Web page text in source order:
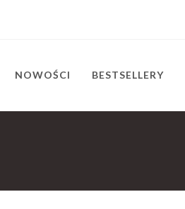
NOWOŚCI BESTSELLERY